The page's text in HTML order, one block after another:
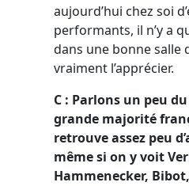
aujourd’hui chez soi
performants, il n’y a
dans une bonne salle
vraiment l’apprécier.
C : Parlons un peu
grande majorité
retrouve assez peu
même si on y voit
Hammenecker,